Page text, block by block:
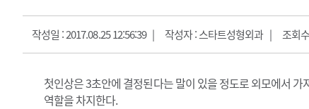
작성일 : 2017.08.25 12:56:39 작성자 : 스타트성형외과 조회
첫인상은 3초안에 결정된다는 말이 있을 정도로 외모에서
역할을 차지한다.